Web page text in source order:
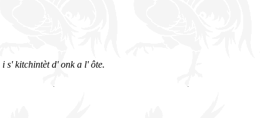
i s' kitchintèt d' onk a l' ôte.